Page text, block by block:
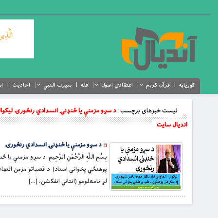
کورپاڼه قرآن کریم اعتقادي اصول فقه سیرت النبي احادیث
لیست خبرهای برچسب :د سږو مزمنې یا ځنډنۍ انسدادي رنځورۍ
اندیال سایت
د سږو مزمنې یا ځنډنۍ انسدادي رنځورۍ
لړ نامعلومو (انتاني انفکشن، […]